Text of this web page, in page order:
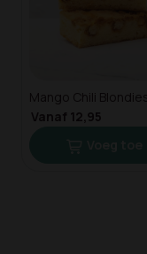
Mango Chili Blondies
Vanaf 12,95